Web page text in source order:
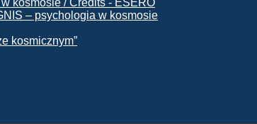
– psychologia w kosmosie
kosmicznym”